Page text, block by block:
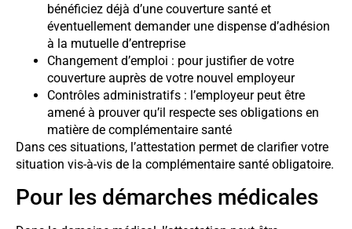
bénéficiez déjà d’une couverture santé et
éventuellement demander une dispense d’adhésion
à la mutuelle d’entreprise
Changement d’emploi : pour justifier de votre
couverture auprès de votre nouvel employeur
Contrôles administratifs : l’employeur peut être
amené à prouver qu’il respecte ses obligations en
matière de complémentaire santé
Dans ces situations, l’attestation permet de clarifier votre
situation vis-à-vis de la complémentaire santé obligatoire.
Pour les démarches médicales